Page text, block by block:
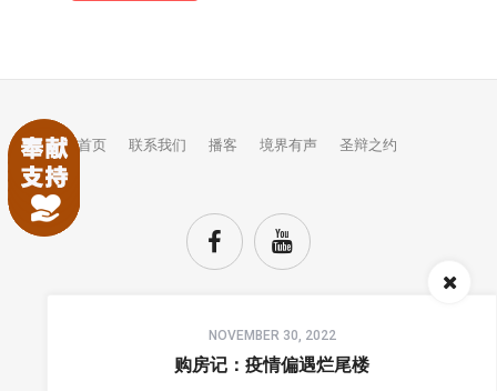
NOVEMBER 30, 2022
购房记：疫情偏遇烂尾楼
首页 联系我们 播客 境界有声 圣辩之约
TOP